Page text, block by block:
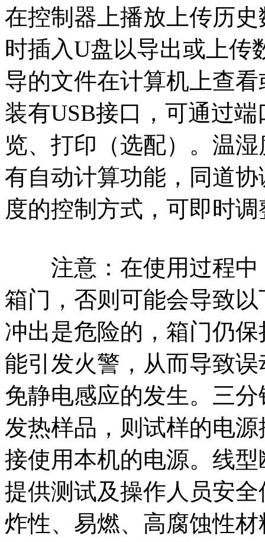
在控制器上播放上传历
时插入U盘以导出或上传
导的文件在计算机上查
装有USB接口，可通过
览、打印（选配）。温
有自动计算功能，同道
度的控制方式，可即时调
注意：在使用过程中
箱门，否则可能会导致
冲出是危险的，箱门仍
能引发火警，从而导致
免静电感应的发生。三
发热样品，则试样的电
接使用本机的电源。线
提供测试及操作人员安
炸性、易燃、高腐蚀性